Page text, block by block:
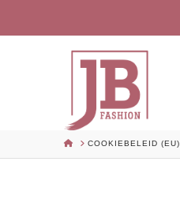
HOMECOOKIEBELEID (EU)